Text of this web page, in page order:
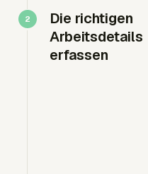
Die richtigen
Arbeitsdetails
erfassen